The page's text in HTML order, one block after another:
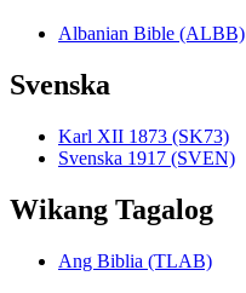
Albanian Bible (ALBB)
Svenska
Karl XII 1873 (SK73)
Svenska 1917 (SVEN)
Wikang Tagalog
Ang Biblia (TLAB)